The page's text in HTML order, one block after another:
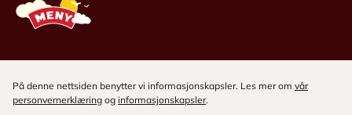
På denne nettsiden benytter vi informasjonskapsler. Les mer om vår
personvernerklæring og informasjonskapsler.